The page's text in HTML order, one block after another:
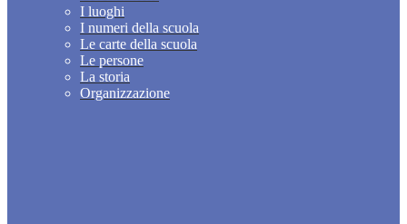
I luoghi
I numeri della scuola
Le carte della scuola
Le persone
La storia
Organizzazione